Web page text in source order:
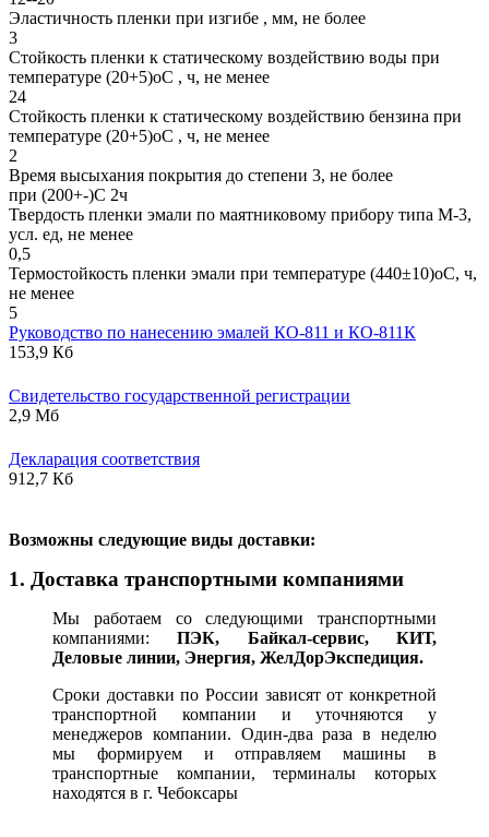
Эластичность пленки при изгибе , мм, не более
3
Стойкость пленки к статическому воздействию воды при
температуре (20+5)оС , ч, не менее
24
Стойкость пленки к статическому воздействию бензина при
температуре (20+5)оС , ч, не менее
2
Время высыхания покрытия до степени 3, не более
при (200+-)С 2ч
Твердость пленки эмали по маятниковому прибору типа М-3,
усл. ед, не менее
0,5
Термостойкость пленки эмали при температуре (440±10)оС, ч,
не менее
5
Руководство по нанесению эмалей КО-811 и КО-811К
153,9 Кб
Свидетельство государственной регистрации
2,9 Мб
Декларация соответствия
912,7 Кб
Возможны следующие виды доставки:
1. Доставка транспортными компаниями
Мы работаем со следующими транспортными
компаниями:ПЭК, Байкал-сервис, КИТ,
Деловые линии, Энергия, ЖелДорЭкспедиция.
Сроки доставки по России зависят от конкретной
транспортной компании и уточняются у
менеджеров компании. Один-два раза в неделю
мы формируем и отправляем машины в
транспортные компании, терминалы которых
находятся в г. Чебоксары